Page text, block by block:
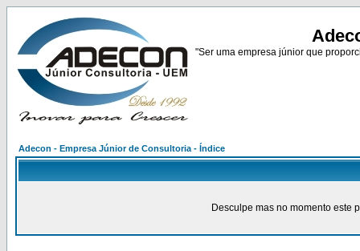
"Ser uma empresa júnior que
Adecon - Empresa Júnior de Consultoria - Índice
Desculpe mas no momento este